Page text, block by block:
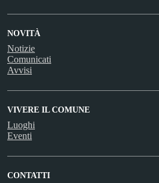
NOVITÀ
Notizie
Comunicati
Avvisi
VIVERE IL COMUNE
Luoghi
Eventi
CONTATTI